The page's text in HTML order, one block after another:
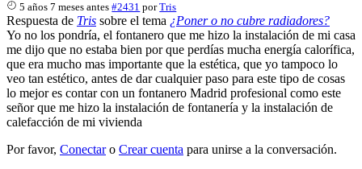
5 años 7 meses antes #2431 porTris
Respuesta de Tris sobre el tema ¿Poner o no cubre radiadores?
Yo no los pondría, el fontanero que me hizo la instalación de mi casa
me dijo que no estaba bien por que perdías mucha energía calorífica,
que era mucho mas importante que la estética, que yo tampoco lo
veo tan estético, antes de dar cualquier paso para este tipo de cosas
lo mejor es contar con un fontanero Madrid profesional como este
señor que me hizo la instalación de fontanería y la instalación de
calefacción de mi vivienda
Por favor, Conectaro Crear cuenta para unirse a la conversación.